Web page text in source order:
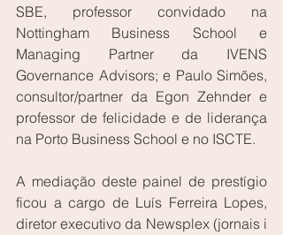
SBE, professor convidado na
Nottingham Business School e
Managing Partner da IVENS
Governance Advisors; e Paulo Simões,
consultor/partner da Egon Zehnder e
professor de felicidade e de liderança
na Porto Business School e no ISCTE.
A mediação deste painel de prestígio
ficou a cargo de Luís Ferreira Lopes,
diretor executivo da Newsplex (jornais i